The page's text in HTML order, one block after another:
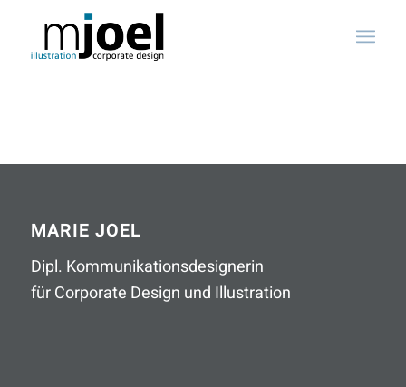
MARIE JOEL
Dipl. Kommunikationsdesignerin
für Corporate Design und Illustration